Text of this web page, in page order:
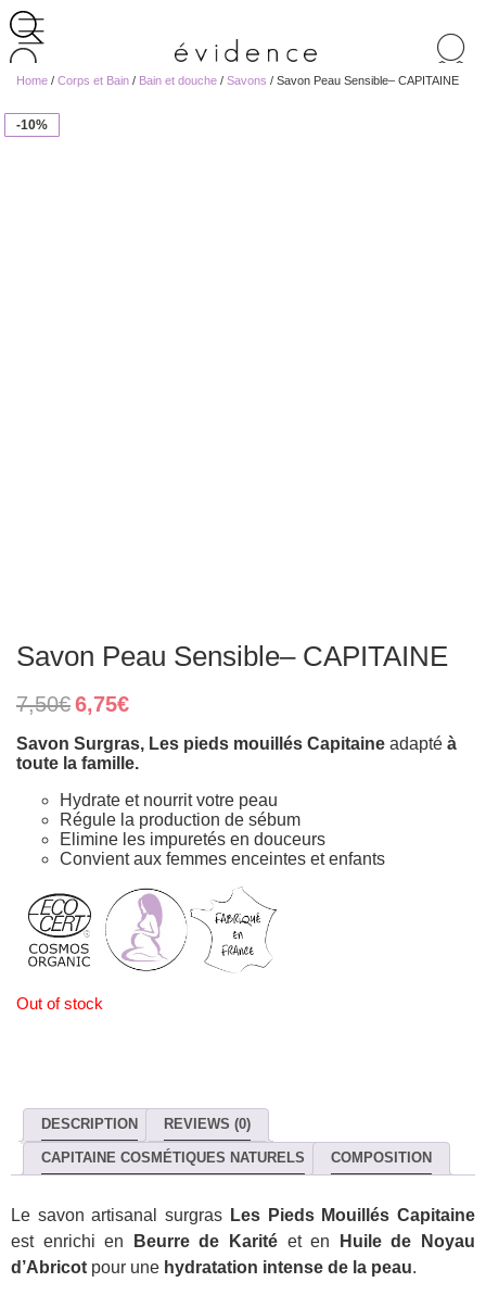
de
Home / Corps et Bain / Bain et douche / Savons / Savon Peau Sensible– CAPITAINE
-10%
Savon Peau Sensible– CAPITAINE
7,50€ Original
price
was:
7,50€.
6,75€Current
is:
6,75€.
Savon Surgras, Les pieds mouillés Capitaine adapté à
toute la famille.
Hydrate et nourrit votre peau
Régule la production de sébum
Elimine les impuretés en douceurs
Convient aux femmes enceintes et enfants
Out of stock
DESCRIPTION REVIEWS (0)
CAPITAINE COSMÉTIQUES NATURELS COMPOSITION
Le savon artisanal surgras Les Pieds Mouillés Capitaine
est enrichi en
Beurre de Karité et en
Huile de Noyau
d’Abricot pour une hydratation intense de la peau.